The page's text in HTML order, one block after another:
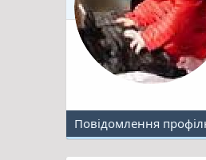
Повідомлення